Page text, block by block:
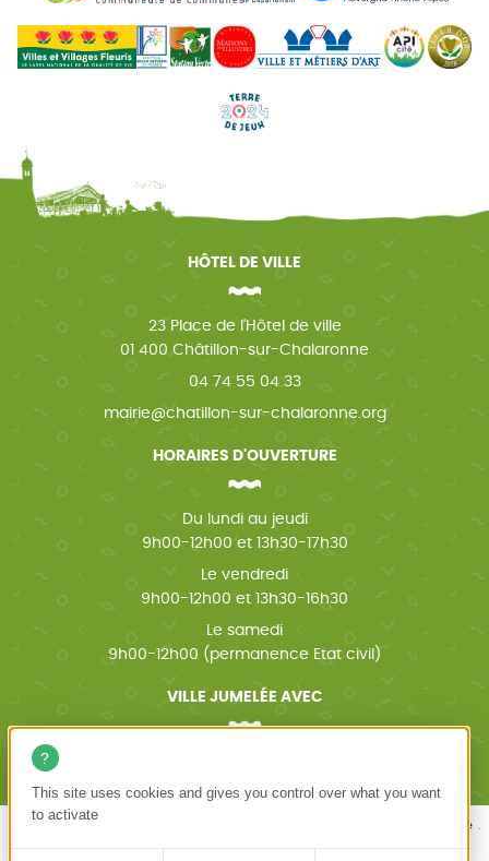
HÔTEL DE VILLE
23 Place de l'Hôtel de ville
01 400 Châtillon-sur-Chalaronne
04 74 55 04 33
mairie@chatillon-sur-chalaronne.org
HORAIRES D'OUVERTURE
Du lundi au jeudi
9h00-12h00 et 13h30-17h30
Le vendredi
9h00-12h00 et 13h30-16h30
Le samedi
9h00-12h00 (permanence Etat civil)
VILLE JUMELÉE AVEC
Plan du site
This site uses cookies and gives you control over what you want
to activate